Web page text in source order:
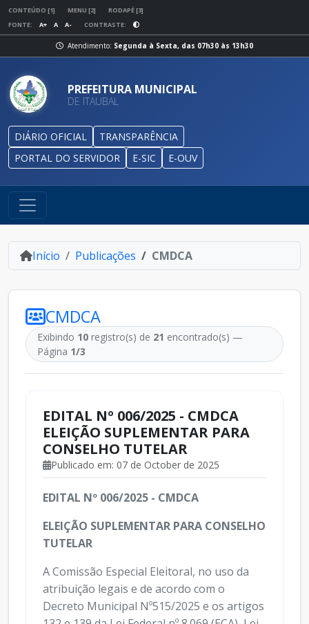
CONTEÚDO [1] MENU [2]
RODAPÉ [3]
FONTE:
A+ A A- CONTRASTE:
Atendimento: Segunda à Sexta, das 07h30 às 13h30
PREFEITURA MUNICIPAL
DE ITAUBAL
DIÁRIO OFICIAL
TRANSPARÊNCIA
PORTAL DO SERVIDOR
E-SIC E-OUV
Início Publicações CMDCA
CMDCA
Exibindo 10 registro(s) de 21 encontrado(s) —
Página 1/3
EDITAL Nº 006/2025 - CMDCA
ELEIÇÃO SUPLEMENTAR PARA
CONSELHO TUTELAR
Publicado em: 07 de October de 2025
EDITAL Nº 006/2025 - CMDCA
ELEIÇÃO SUPLEMENTAR PARA CONSELHO
TUTELAR
A Comissão Especial Eleitoral, no uso da
atribuição legais e de acordo com o
Decreto Municipal Nº515/2025 e os artigos